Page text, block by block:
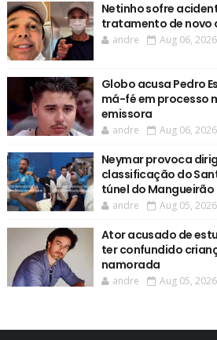
Netinho sofre
tratamento de novo
andre Aug 06, 2026
Globo acusa Pedro
má-fé em processo
emissora
andre Aug 06, 2026
Neymar provoca
classificação do
túnel do Mangueirão
andre Aug 05, 2026
Ator acusado de
ter confundido
namorada
andre Aug 05, 2026